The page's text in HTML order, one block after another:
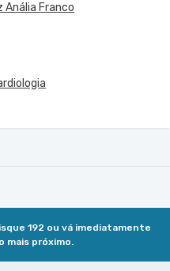
Anália Franco
192 ou vá imediatamente
mais próximo.